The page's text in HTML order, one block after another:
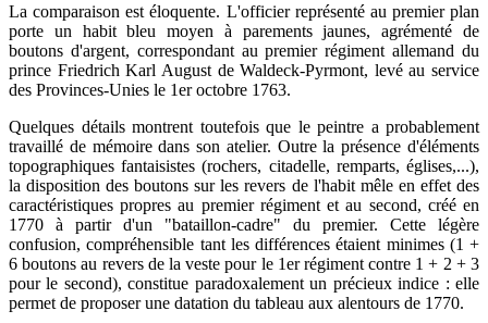
La comparaison est éloquente. L'officier représenté au premier plan
porte un habit bleu moyen à parements jaunes, agrémenté de
boutons d'argent, correspondant au premier régiment allemand du
prince Friedrich Karl August de Waldeck-Pyrmont, levé au service
des Provinces-Unies le 1er octobre 1763.
Quelques détails montrent toutefois que le peintre a probablement
travaillé de mémoire dans son atelier. Outre la présence d'éléments
topographiques fantaisistes (rochers, citadelle, remparts, églises,...),
la disposition des boutons sur les revers de l'habit mêle en effet des
caractéristiques propres au premier régiment et au second, créé en
1770 à partir d'un "bataillon-cadre" du premier. Cette légère
confusion, compréhensible tant les différences étaient minimes (1 +
6 boutons au revers de la veste pour le 1er régiment contre 1 + 2 + 3
pour le second), constitue paradoxalement un précieux indice : elle
permet de proposer une datation du tableau aux alentours de 1770.